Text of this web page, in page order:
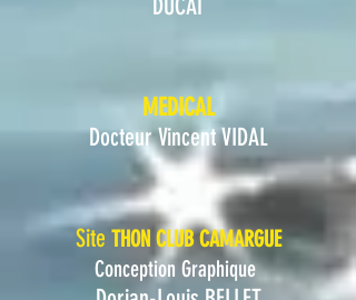
DUCAT
MEDICAL
Docteur Vincent VIDAL
Site THON CLUB CAMARGUE
Conception Graphique